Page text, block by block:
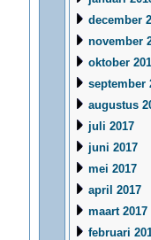
december
november
oktober
september
augustus
juli 2017
juni 2017
mei 2017
april 2017
maart 2017
februari